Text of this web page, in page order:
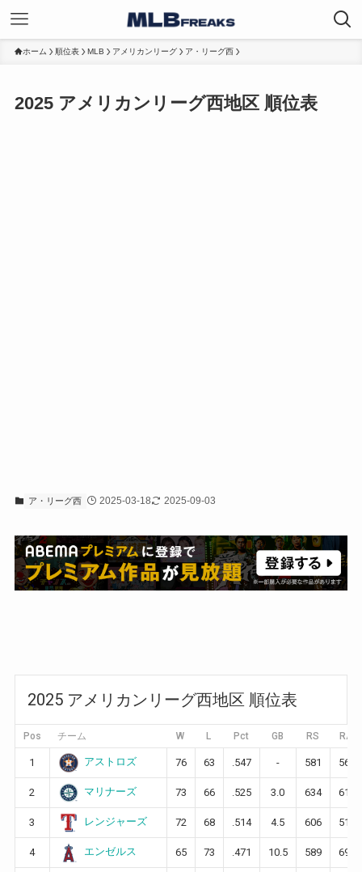
ホーム 順位表 MLB アメリカンリーグ ア・リーグ西
2025 アメリカンリーグ西地区 順位表
ア・リーグ西 2025-03-18 2025-09-03
2025 アメリカンリーグ西地区 順位表
Pos チーム W L Pct GB RS RA
1 アストロズ 76 63 .547 - 581 567
2 マリナーズ 73 66 .525 3.0 634 618
3 レンジャーズ 72 68 .514 4.5 606 514
4 エンゼルス 65 73 .471 10.5 589 691